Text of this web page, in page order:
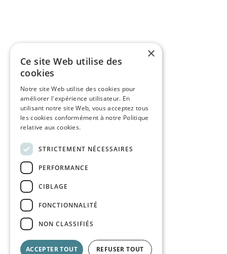
×
Ce site Web utilise des
cookies
Notre site Web utilise des cookies pour
améliorer l'expérience utilisateur. En
utilisant notre site Web, vous acceptez tous
les cookies conformément à notre Politique
relative aux cookies.
STRICTEMENT NÉCESSAIRES
PERFORMANCE
CIBLAGE
FONCTIONNALITÉ
NON CLASSIFIÉS
ACCEPTER TOUT REFUSER TOUT